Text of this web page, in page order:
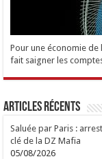
Pour une économie de
fait saigner les
Articles Récents
Saluée par Paris :
clé de la DZ Mafia
05/08/2026